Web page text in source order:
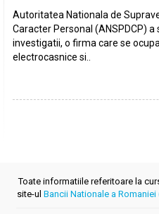
Autoritatea Nationala de
Caracter Personal (ANSPDCP)
investigatii, o firma care se
electrocasnice si..
Toate informatiile referitoare la
site-ul Bancii Nationale a Romaniei